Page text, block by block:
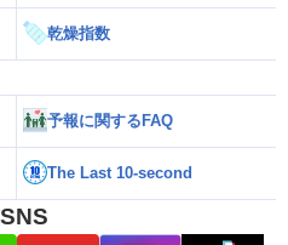
乾燥指数
予報に関するFAQ
The Last 10-second